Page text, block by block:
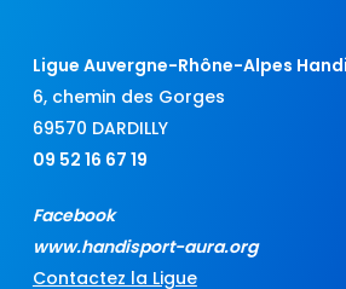
Ligue Auvergne-Rhône-Alpes
6, chemin des Gorges
69570 DARDILLY
09 52 16 67 19
Facebook
www.handisport-aura.org
Contactez la Ligue